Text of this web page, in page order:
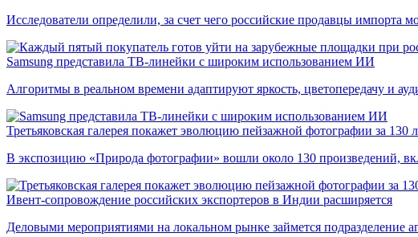
Исследователи определили, за счет чего российские продавцы импорта
Samsung представила ТВ-линейки с широким использованием ИИ
Алгоритмы в реальном времени адаптируют яркость, цветопередачу и
Третьяковская галерея покажет эволюцию пейзажной фотографии за 130
В экспозицию «Природа фотографии» вошли около 130 произведений,
Ивент-сопровождение российских экспортеров в Индии расширяется
Деловыми мероприятиями на локальном рынке займется подразделение